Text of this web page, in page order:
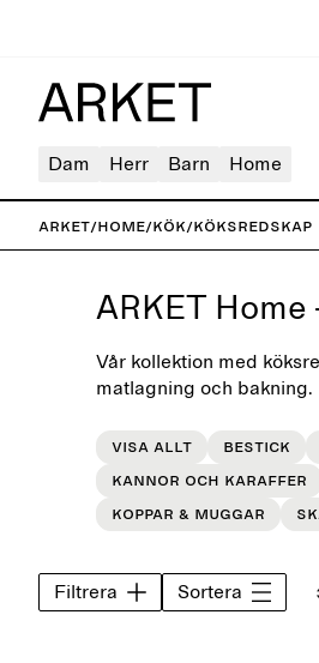
Dam Herr Barn Home
ARKET/Home/Kök/Köksredskap
ARKET Home
Vår kollektion med
matlagning och bakning.
Visa allt Bestick
Kannor och karaffer
Koppar & muggar
Filtrera Sortera